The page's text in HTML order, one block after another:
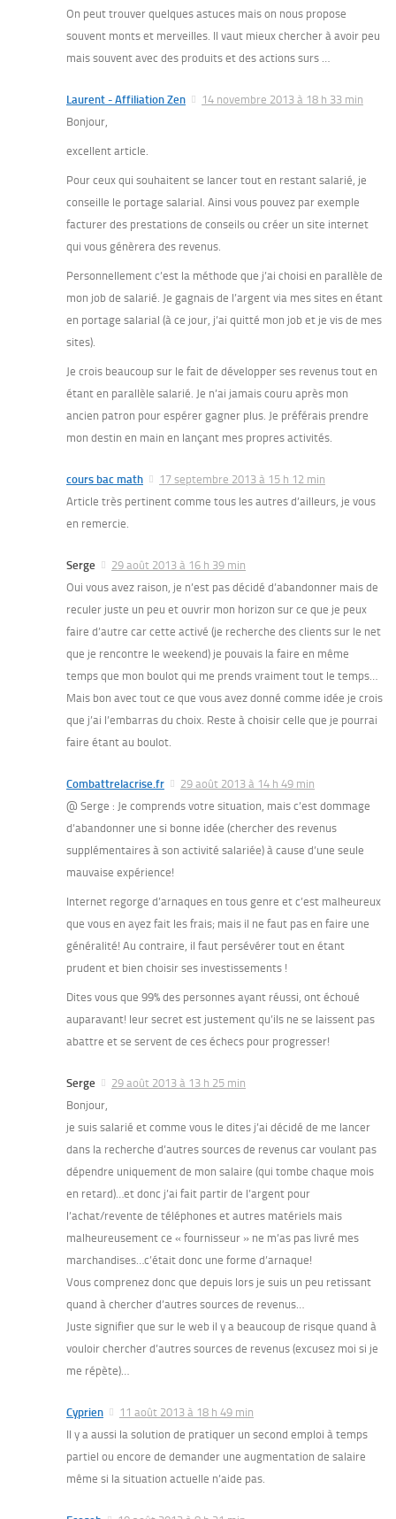
On peut trouver quelques astuces mais on nous propose
souvent monts et merveilles. Il vaut mieux chercher à avoir peu
mais souvent avec des produits et des actions surs …
Laurent - Affiliation Zen
14 novembre 2013 à 18 h 33 min
Bonjour,
excellent article.
Pour ceux qui souhaitent se lancer tout en restant salarié, je
conseille le portage salarial. Ainsi vous pouvez par exemple
facturer des prestations de conseils ou créer un site internet
qui vous génèrera des revenus.
Personnellement c’est la méthode que j’ai choisi en parallèle de
mon job de salarié. Je gagnais de l’argent via mes sites en étant
en portage salarial (à ce jour, j’ai quitté mon job et je vis de mes
sites).
Je crois beaucoup sur le fait de développer ses revenus tout en
étant en parallèle salarié. Je n’ai jamais couru après mon
ancien patron pour espérer gagner plus. Je préférais prendre
mon destin en main en lançant mes propres activités.
cours bac math
17 septembre 2013 à 15 h 12 min
Article très pertinent comme tous les autres d’ailleurs, je vous
en remercie.
Serge
29 août 2013 à 16 h 39 min
Oui vous avez raison, je n’est pas décidé d’abandonner mais de
reculer juste un peu et ouvrir mon horizon sur ce que je peux
faire d’autre car cette activé (je recherche des clients sur le net
que je rencontre le weekend) je pouvais la faire en même
temps que mon boulot qui me prends vraiment tout le temps…
Mais bon avec tout ce que vous avez donné comme idée je crois
que j’ai l’embarras du choix. Reste à choisir celle que je pourrai
faire étant au boulot.
Combattrelacrise.fr
29 août 2013 à 14 h 49 min
@ Serge : Je comprends votre situation, mais c’est dommage
d’abandonner une si bonne idée (chercher des revenus
supplémentaires à son activité salariée) à cause d’une seule
mauvaise expérience!
Internet regorge d’arnaques en tous genre et c’est malheureux
que vous en ayez fait les frais; mais il ne faut pas en faire une
généralité! Au contraire, il faut persévérer tout en étant
prudent et bien choisir ses investissements !
Dites vous que 99% des personnes ayant réussi, ont échoué
auparavant! leur secret est justement qu’ils ne se laissent pas
abattre et se servent de ces échecs pour progresser!
Serge
29 août 2013 à 13 h 25 min
Bonjour,
je suis salarié et comme vous le dites j’ai décidé de me lancer
dans la recherche d’autres sources de revenus car voulant pas
dépendre uniquement de mon salaire (qui tombe chaque mois
en retard)…et donc j’ai fait partir de l’argent pour
l’achat/revente de téléphones et autres matériels mais
malheureusement ce « fournisseur » ne m’as pas livré mes
marchandises…c’était donc une forme d’arnaque!
Vous comprenez donc que depuis lors je suis un peu retissant
quand à chercher d’autres sources de revenus…
Juste signifier que sur le web il y a beaucoup de risque quand à
vouloir chercher d’autres sources de revenus (excusez moi si je
me répète)…
Cyprien
11 août 2013 à 18 h 49 min
Il y a aussi la solution de pratiquer un second emploi à temps
partiel ou encore de demander une augmentation de salaire
même si la situation actuelle n’aide pas.